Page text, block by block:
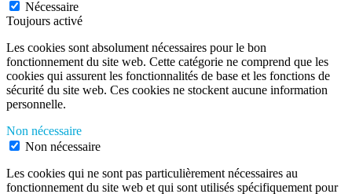
Nécessaire
Toujours activé
Les cookies sont absolument nécessaires pour le bon
fonctionnement du site web. Cette catégorie ne comprend que les
cookies qui assurent les fonctionnalités de base et les fonctions de
sécurité du site web. Ces cookies ne stockent aucune information
personnelle.
Non nécessaire
Non nécessaire
Les cookies qui ne sont pas particulièrement nécessaires au
fonctionnement du site web et qui sont utilisés spécifiquement pour